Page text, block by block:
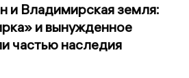
и Владимирская земля:
и вынужденное
частью наследия